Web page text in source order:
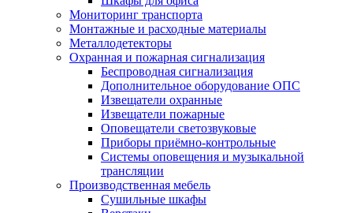
Мониторинг транспорта
Монтажные и расходные материалы
Металлодетекторы
Охранная и пожарная сигнализация
Беспроводная сигнализация
Дополнительное оборудование ОПС
Извещатели охранные
Извещатели пожарные
Оповещатели светозвуковые
Приборы приёмно-контрольные
Системы оповещения и музыкальной
трансляции
Производственная мебель
Cушильные шкафы